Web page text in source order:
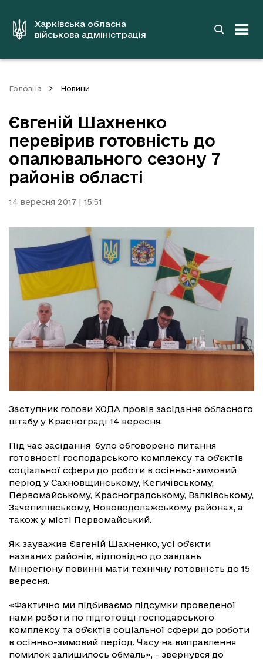
вмістуХарківська обласна
військова адміністрація
Головна Новини
Євгеній Шахненко
перевірив готовність до
опалювального сезону 7
районів області
14 вересня 2017 | 15:51
Заступник голови ХОДА провів засідання обласного
штабу у Краснограді 14 вересня.
Під час засідання було обговорено питання
готовності господарського комплексу та об'єктів
соціальної сфери до роботи в осінньо-зимовий
період у Сахновщинському, Кегичівському,
Первомайському, Красноградському, Валківському,
Зачепилівському, Нововодолажському районах, а
також у місті Первомайський.
Як зауважив Євгеній Шахненко, усі об’єкти
названих районів, відповідно до завдань
Мінрегіону повинні мати технічну готовність до 15
вересня.
«Фактично ми підбиваємо підсумки проведеної
нами роботи по підготовці господарського
комплексу та об'єктів соціальної сфери до роботи
в осінньо-зимовий період. Часу на виправлення
помилок залишилось обмаль», - звернувся до